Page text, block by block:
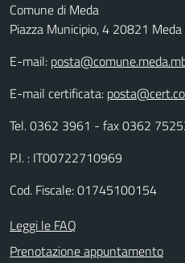
Comune di Meda
Piazza Municipio, 4 20821 Meda
E-mail:
E-mail certificata:
Tel. 0362 3961 - fax 0362
P.I. : IT00722710969
Cod. Fiscale: 01745100154
Leggi le FAQ
Prenotazione appuntamento